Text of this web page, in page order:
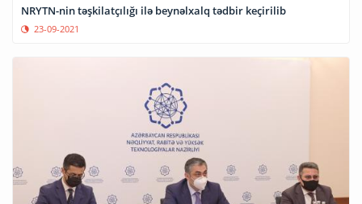
NRYTN-nin təşkilatçılığı ilə beynəlxalq tədbir keçirilib
23-09-2021